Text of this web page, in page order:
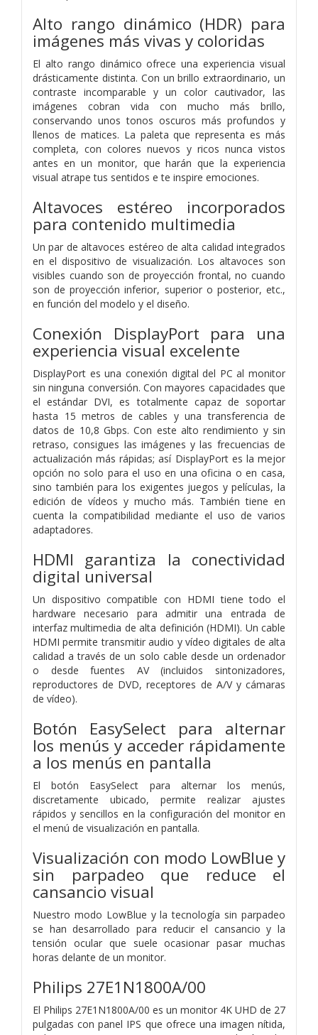
Alto rango dinámico (HDR) para
imágenes más vivas y coloridas
El alto rango dinámico ofrece una experiencia visual
drásticamente distinta. Con un brillo extraordinario, un
contraste incomparable y un color cautivador, las
imágenes cobran vida con mucho más brillo,
conservando unos tonos oscuros más profundos y
llenos de matices. La paleta que representa es más
completa, con colores nuevos y ricos nunca vistos
antes en un monitor, que harán que la experiencia
visual atrape tus sentidos e te inspire emociones.
Altavoces estéreo incorporados
para contenido multimedia
Un par de altavoces estéreo de alta calidad integrados
en el dispositivo de visualización. Los altavoces son
visibles cuando son de proyección frontal, no cuando
son de proyección inferior, superior o posterior, etc.,
en función del modelo y el diseño.
Conexión DisplayPort para una
experiencia visual excelente
DisplayPort es una conexión digital del PC al monitor
sin ninguna conversión. Con mayores capacidades que
el estándar DVI, es totalmente capaz de soportar
hasta 15 metros de cables y una transferencia de
datos de 10,8 Gbps. Con este alto rendimiento y sin
retraso, consigues las imágenes y las frecuencias de
actualización más rápidas; así DisplayPort es la mejor
opción no solo para el uso en una oficina o en casa,
sino también para los exigentes juegos y películas, la
edición de vídeos y mucho más. También tiene en
cuenta la compatibilidad mediante el uso de varios
adaptadores.
HDMI garantiza la conectividad
digital universal
Un dispositivo compatible con HDMI tiene todo el
hardware necesario para admitir una entrada de
interfaz multimedia de alta definición (HDMI). Un cable
HDMI permite transmitir audio y vídeo digitales de alta
calidad a través de un solo cable desde un ordenador
o desde fuentes AV (incluidos sintonizadores,
reproductores de DVD, receptores de A/V y cámaras
de vídeo).
Botón EasySelect para alternar
los menús y acceder rápidamente
a los menús en pantalla
El botón EasySelect para alternar los menús,
discretamente ubicado, permite realizar ajustes
rápidos y sencillos en la configuración del monitor en
el menú de visualización en pantalla.
Visualización con modo LowBlue y
sin parpadeo que reduce el
cansancio visual
Nuestro modo LowBlue y la tecnología sin parpadeo
se han desarrollado para reducir el cansancio y la
tensión ocular que suele ocasionar pasar muchas
horas delante de un monitor.
Philips 27E1N1800A/00
El Philips 27E1N1800A/00 es un monitor 4K UHD de 27
pulgadas con panel IPS que ofrece una imagen nítida,